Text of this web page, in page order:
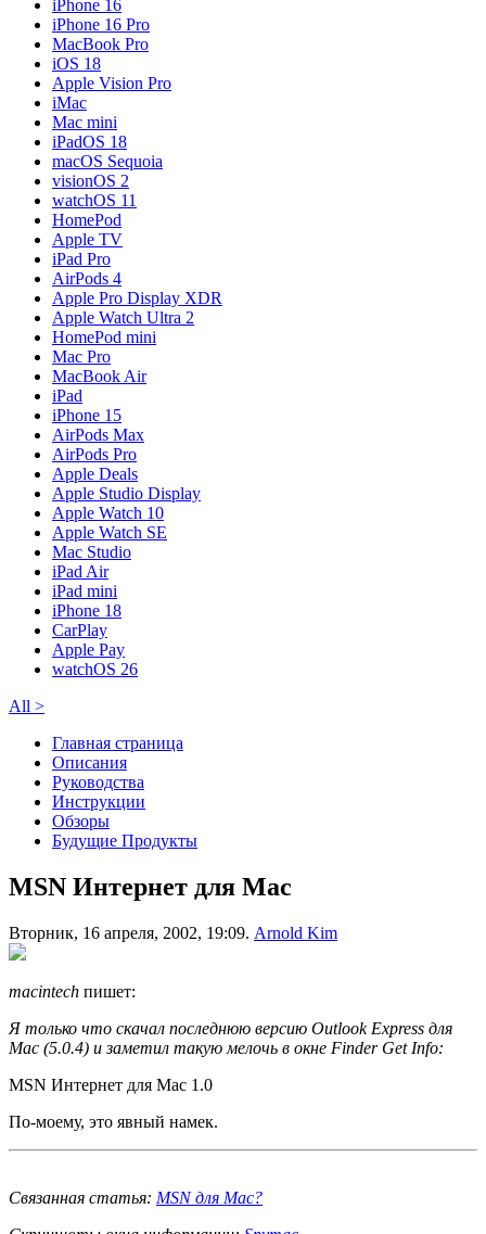
iPhone 16
iPhone 16 Pro
MacBook Pro
iOS 18
Apple Vision Pro
iMac
Mac mini
iPadOS 18
macOS Sequoia
visionOS 2
watchOS 11
HomePod
Apple TV
iPad Pro
AirPods 4
Apple Pro Display XDR
Apple Watch Ultra 2
HomePod mini
Mac Pro
MacBook Air
iPad
iPhone 15
AirPods Max
AirPods Pro
Apple Deals
Apple Studio Display
Apple Watch 10
Apple Watch SE
Mac Studio
iPad Air
iPad mini
iPhone 18
CarPlay
Apple Pay
watchOS 26
All >
Главная страница
Описания
Руководства
Инструкции
Обзоры
Будущие Продукты
MSN Интернет для Mac
Вторник, 16 апреля, 2002, 19:09. Arnold Kim
macintech пишет:
Я только что скачал последнюю версию Outlook Express для
Mac (5.0.4) и заметил такую ​​мелочь в окне Finder Get Info:
MSN Интернет для Mac 1.0
По-моему, это явный намек.
Связанная статья: MSN для Mac?